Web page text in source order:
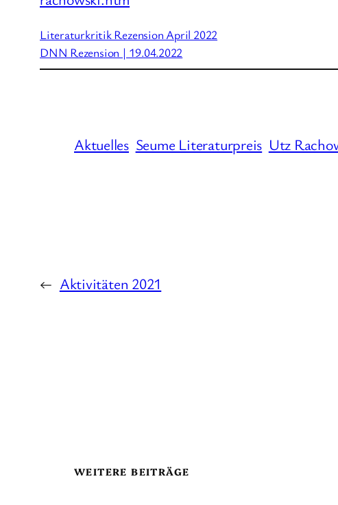
Literaturkritik Rezension April 2022
DNN Rezension | 19.04.2022
Aktuelles Seume Literaturpreis Utz
← Aktivitäten 2021
WEITERE BEITRÄGE